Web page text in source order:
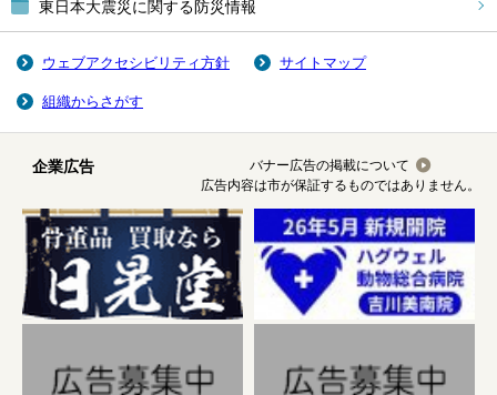
東日本大震災に関する防災情報
ウェブアクセシビリティ方針 サイトマップ
組織からさがす
企業広告
バナー広告の掲載について
広告内容は市が保証するものではありません。